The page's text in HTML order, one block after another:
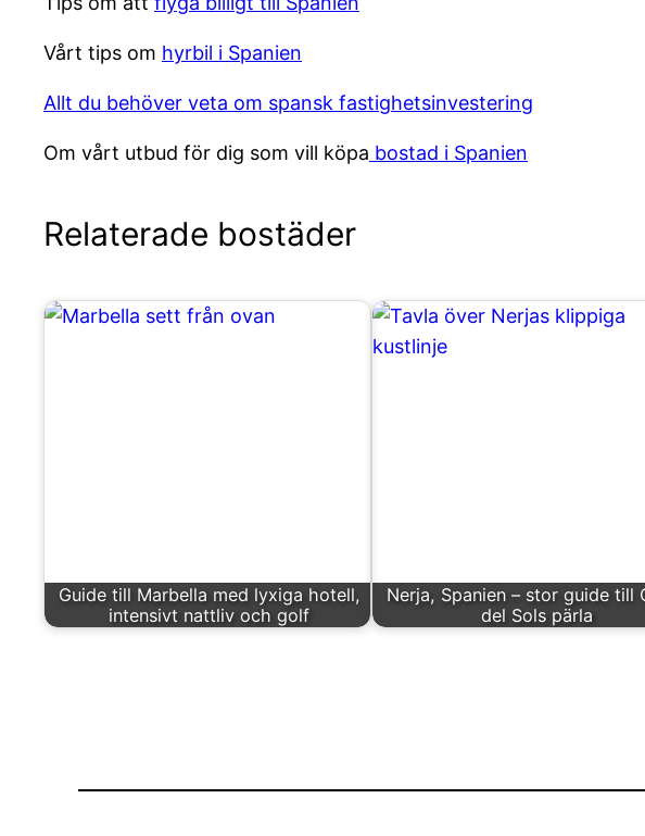
Vårt tips om hyrbil i Spanien
Allt du behöver veta om spansk fastighetsinvestering
Om vårt utbud för dig som vill köpa bostad i Spanien
Relaterade bostäder
Guide till Marbella med lyxiga hotell,
intensivt nattliv och golf
Nerja, Spanien – stor guide till
del Sols pärla